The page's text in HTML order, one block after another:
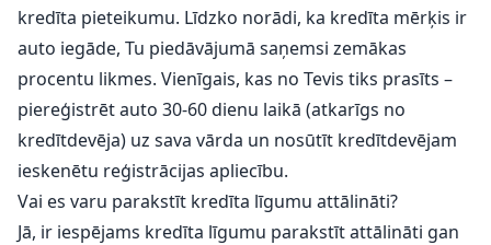
kredīta pieteikumu. Līdzko norādi, ka kredīta mērķis ir
auto iegāde, Tu piedāvājumā saņemsi zemākas
procentu likmes. Vienīgais, kas no Tevis tiks prasīts –
piereģistrēt auto 30-60 dienu laikā (atkarīgs no
kredītdevēja) uz sava vārda un nosūtīt kredītdevējam
ieskenētu reģistrācijas apliecību.
Vai es varu parakstīt kredīta līgumu attālināti?
Jā, ir iespējams kredīta līgumu parakstīt attālināti gan